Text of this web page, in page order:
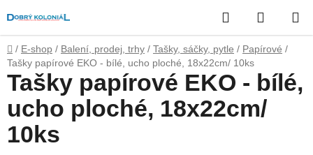
na
obsah
Hledat
KOŠÍK
Domů
/ E-shop / Balení, prodej, trhy / Tašky, sáčky, pytle / Papírové /
Tašky papírové EKO - bílé, ucho ploché, 18x22cm/ 10ks
Tašky papírové EKO - bílé,
ucho ploché, 18x22cm/
10ks